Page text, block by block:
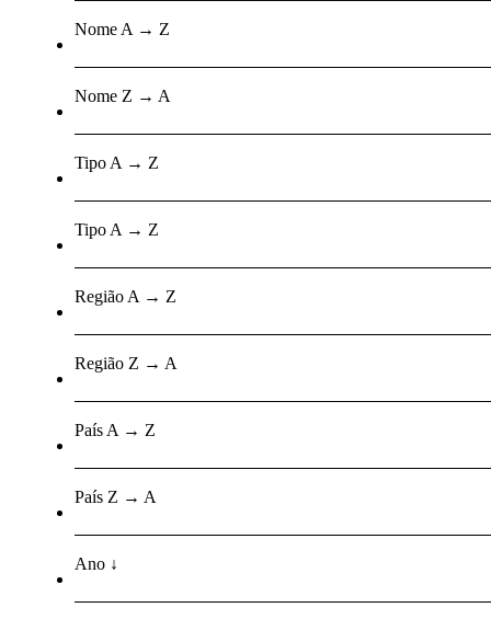
Nome A → Z
Nome Z → A
Tipo A → Z
Tipo A → Z
Região A → Z
Região Z → A
País A → Z
País Z → A
Ano ↓